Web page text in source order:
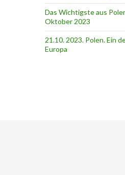
Das Wichtigste aus
Oktober 2023
21.10. 2023. Polen. Ein
Europa